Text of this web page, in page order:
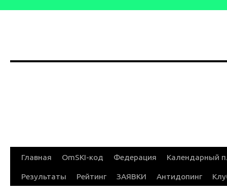
Перейти
Главная OmSKI-код Федерация Календарный
Результаты Рейтинг ЗАЯВКИ Антидопинг